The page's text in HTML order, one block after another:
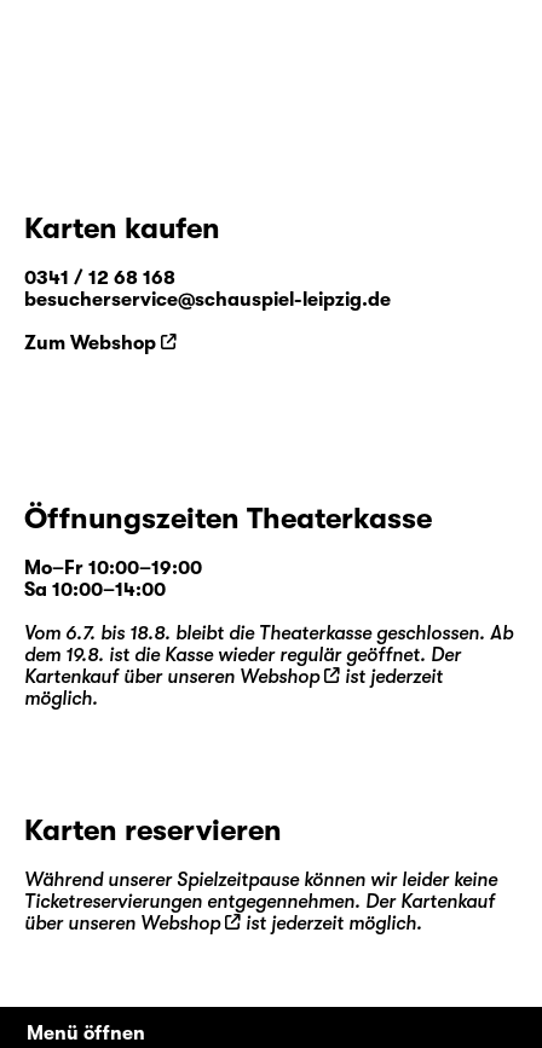
Karten kaufen
0341 / 12 68 168
besucherservice@schauspiel-leipzig.de
Zum Webshop
Öffnungszeiten Theaterkasse
Mo–Fr 10:00–19:00
Sa 10:00–14:00
Vom 6.7. bis 18.8. bleibt die Theaterkasse geschlossen. Ab
dem 19.8. ist die Kasse wieder regulär geöffnet. Der
Kartenkauf über unseren Webshop
ist jederzeit
möglich.
Karten reservieren
Während unserer Spielzeitpause können wir leider keine
Ticketreservierungen entgegennehmen. Der Kartenkauf
über unseren Webshop ist jederzeit möglich.
Menü öffnen